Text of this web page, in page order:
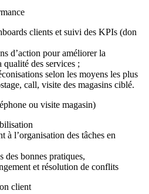
clients et suivi des KPIs (don
d’action pour améliorer la
qualité des services ;
selon les moyens les plus
call, visite des magasins ciblé.
ou visite magasin)
à l’organisation des tâches en
des bonnes pratiques,
et résolution de conflits
client